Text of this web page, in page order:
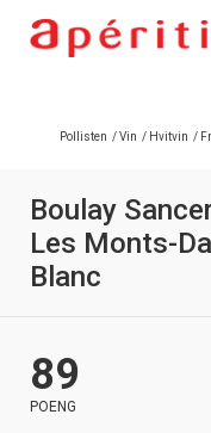
Pollisten /Vin / Hvitvin /
Boulay
Les Monts-
Blanc
89
POENG